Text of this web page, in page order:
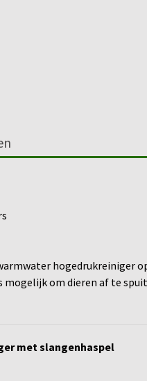
hogedrukreiniger
om dieren af te
met slangenhaspel